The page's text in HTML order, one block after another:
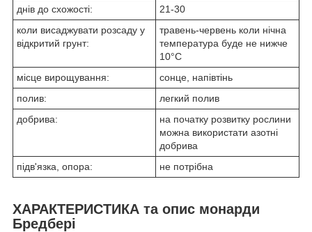
днів до схожості:
21-30
коли висаджувати розсаду у
відкритий грунт:
травень-червень коли нічна
температура буде не нижче
10°C
місце вирощування:
сонце, напівтінь
полив:
легкий полив
добрива:
на початку розвитку рослини
можна використати азотні
добрива
підв'язка, опора:
не потрібна
ХАРАКТЕРИСТИКА та опис монарди
Бредбері